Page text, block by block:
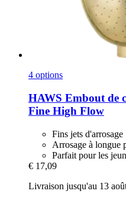
4 options
HAWS Embout de
Fine High Flow
Fins jets d'arrosage
Arrosage à longue
Parfait pour les
€ 17,09
Livraison jusqu'au 13